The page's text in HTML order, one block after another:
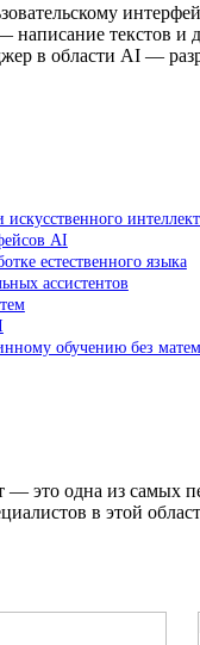
написание текстов и
в области AI —
AI
естественного языка
ассистентов
обучению без
— это одна из самых
в этой